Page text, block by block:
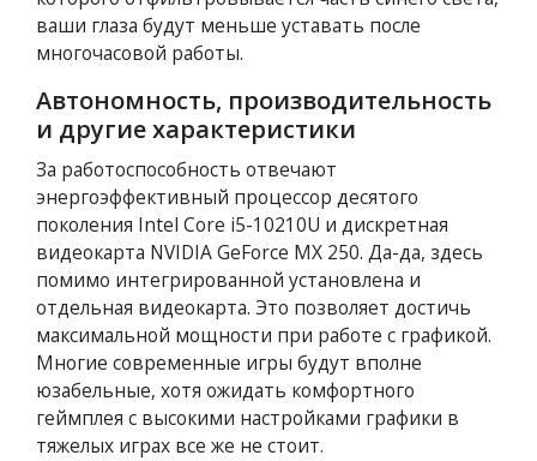
ваши глаза будут меньше уставать после
многочасовой работы.
Автономность, производительность
и другие характеристики
За работоспособность отвечают
энергоэффективный процессор десятого
поколения Intel Core i5-10210U и дискретная
видеокарта NVIDIA GeForce MX 250. Да-да, здесь
помимо интегрированной установлена и
отдельная видеокарта. Это позволяет достичь
максимальной мощности при работе с графикой.
Многие современные игры будут вполне
юзабельные, хотя ожидать комфортного
геймплея с высокими настройками графики в
тяжелых играх все же не стоит.